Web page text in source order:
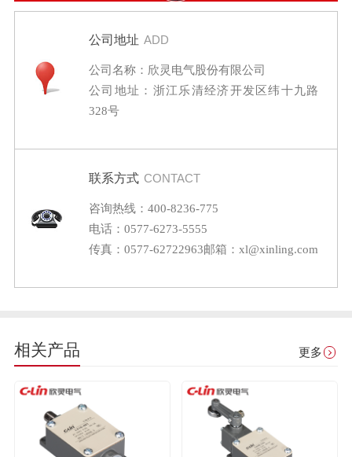
公司地址 ADD
公司名称：欣灵电气股份有限公司
公司地址：浙江乐清经济开发区纬十九路
328号
联系方式 CONTACT
咨询热线：400-8236-775
电话：0577-6273-5555
传真：0577-62722963邮箱：xl@xinling.com
相关产品 更多